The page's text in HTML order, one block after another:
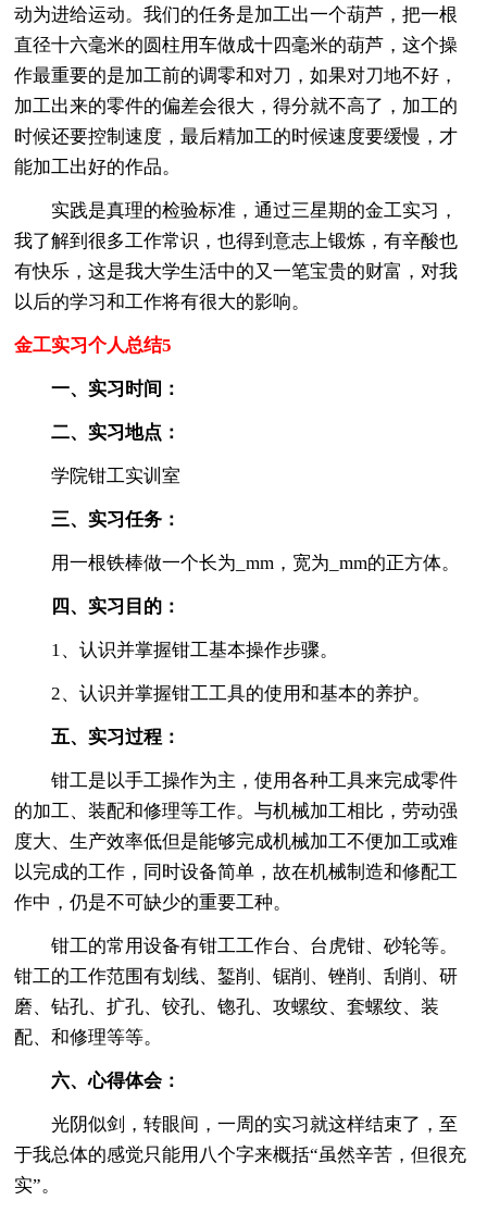
动为进给运动。我们的任务是加工出一个葫芦，把一根
直径十六毫米的圆柱用车做成十四毫米的葫芦，这个操
作最重要的是加工前的调零和对刀，如果对刀地不好，
加工出来的零件的偏差会很大，得分就不高了，加工的
时候还要控制速度，最后精加工的时候速度要缓慢，才
能加工出好的作品。
实践是真理的检验标准，通过三星期的金工实习，
我了解到很多工作常识，也得到意志上锻炼，有辛酸也
有快乐，这是我大学生活中的又一笔宝贵的财富，对我
以后的学习和工作将有很大的影响。
金工实习个人总结5
一、实习时间：
二、实习地点：
学院钳工实训室
三、实习任务：
用一根铁棒做一个长为_mm，宽为_mm的正方体。
四、实习目的：
1、认识并掌握钳工基本操作步骤。
2、认识并掌握钳工工具的使用和基本的养护。
五、实习过程：
钳工是以手工操作为主，使用各种工具来完成零件
的加工、装配和修理等工作。与机械加工相比，劳动强
度大、生产效率低但是能够完成机械加工不便加工或难
以完成的工作，同时设备简单，故在机械制造和修配工
作中，仍是不可缺少的重要工种。
钳工的常用设备有钳工工作台、台虎钳、砂轮等。
钳工的工作范围有划线、錾削、锯削、锉削、刮削、研
磨、钻孔、扩孔、铰孔、锪孔、攻螺纹、套螺纹、装
配、和修理等等。
六、心得体会：
光阴似剑，转眼间，一周的实习就这样结束了，至
于我总体的感觉只能用八个字来概括“虽然辛苦，但很充
实”。